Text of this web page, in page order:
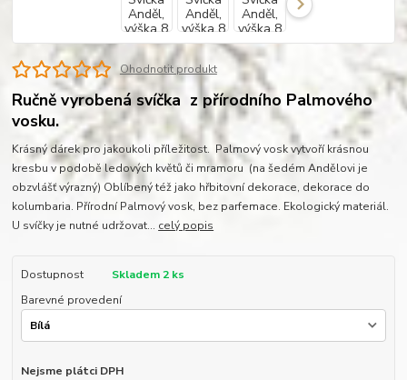
Ohodnotit produkt
Ručně vyrobená svíčka z přírodního Palmového
vosku.
Krásný dárek pro jakoukoli příležitost. Palmový vosk vytvoří krásnou
kresbu v podobě ledových květů či mramoru (na šedém Andělovi je
obzvlášť výrazný) Oblíbený též jako hřbitovní dekorace, dekorace do
kolumbaria. Přírodní Palmový vosk, bez parfemace. Ekologický materiál.
U svíčky je nutné udržovat... celý popis
Dostupnost
Skladem 2 ks
Barevné provedení
Nejsme plátci DPH